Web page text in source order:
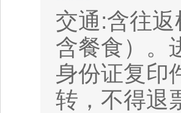
交通:含往
含餐食）。
身份证复印
转，不得退